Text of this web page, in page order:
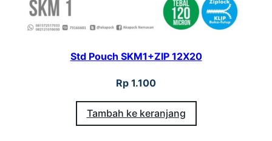
Std Pouch SKM1+ZIP 12X20
Rp 1.100
Tambah ke keranjang